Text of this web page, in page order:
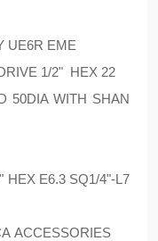
UE6R EME
1/2" HEX 22
50DIA WITH SHAN
HEX E6.3 SQ1/4"-L7
ACCESSORIES